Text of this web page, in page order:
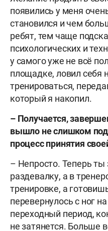
появились у меня
становился и чем
ребят, тем чаще
психологических и
у самого уже не всё
площадке, ловил себя
тренироваться,
который я накопил.
– Получается,
вышло не слишком
процесс принятия
– Непросто. Теперь ты
раздевалку, а в
тренировке, а
перевернулось с ног
переходный период,
не затянется. Больше